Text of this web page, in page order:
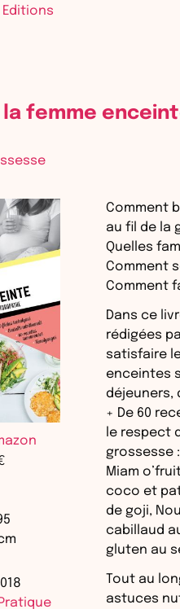
la femme
Comment
au fil de la
Quelles
Comment
Comment
Dans ce
rédigées
satisfaire
enceintes
déjeuners,
+ De 60
le respect
grossesse :
Miam
coco et
de goji,
cabillaud
gluten au
Tout au
astuces